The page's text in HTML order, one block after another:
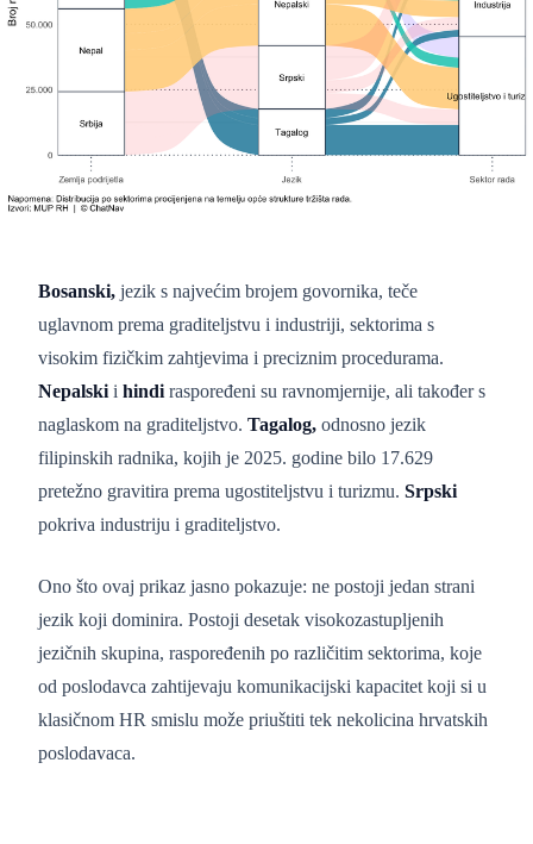
Bosanski, jezik s najvećim brojem govornika, teče
uglavnom prema graditeljstvu i industriji, sektorima s
visokim fizičkim zahtjevima i preciznim procedurama.
Nepalski i hindi raspoređeni su ravnomjernije, ali također s
naglaskom na graditeljstvo. Tagalog, odnosno jezik
filipinskih radnika, kojih je 2025. godine bilo 17.629
pretežno gravitira prema ugostiteljstvu i turizmu. Srpski
pokriva industriju i graditeljstvo.
Ono što ovaj prikaz jasno pokazuje: ne postoji jedan strani
jezik koji dominira. Postoji desetak visokozastupljenih
jezičnih skupina, raspoređenih po različitim sektorima, koje
od poslodavca zahtijevaju komunikacijski kapacitet koji si u
klasičnom HR smislu može priuštiti tek nekolicina hrvatskih
poslodavaca.